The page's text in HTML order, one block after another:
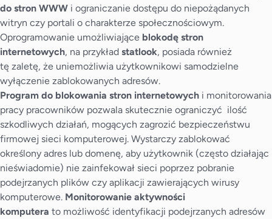
do stron WWW i ograniczanie dostępu do niepożądanych
witryn czy portali o charakterze społecznościowym.
Oprogramowanie umożliwiające blokodę stron
internetowych, na przykład statlook, posiada również
tę zaletę, że uniemożliwia użytkownikowi samodzielne
wyłączenie zablokowanych adresów.
Program do blokowania stron internetowych i monitorowania
pracy pracowników pozwala skutecznie ograniczyć ilość
szkodliwych działań, mogących zagrozić bezpieczeństwu
firmowej sieci komputerowej. Wystarczy zablokować
określony adres lub domenę, aby użytkownik (często działając
nieświadomie) nie zainfekował sieci poprzez pobranie
podejrzanych plików czy aplikacji zawierających wirusy
komputerowe. Monitorowanie aktywności
komputera to możliwość identyfikacji podejrzanych adresów